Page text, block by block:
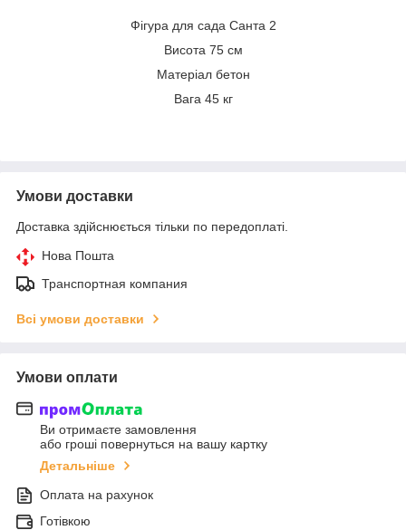
Фігура для сада Санта 2
Висота 75 см
Матеріал бетон
Вага 45 кг
Умови доставки
Доставка здійснюється тільки по передоплаті.
Нова Пошта
Транспортная компания
Всі умови доставки
Умови оплати
Ви отримаєте замовлення
або гроші повернуться на вашу картку
Детальніше
Оплата на рахунок
Готівкою